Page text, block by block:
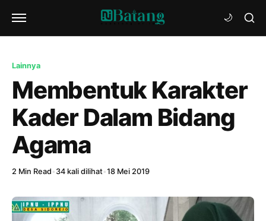
Lainnya
Membentuk Karakter
Kader Dalam Bidang
Agama
2 Min Read • 34 kali dilihat•18 Mei 2019